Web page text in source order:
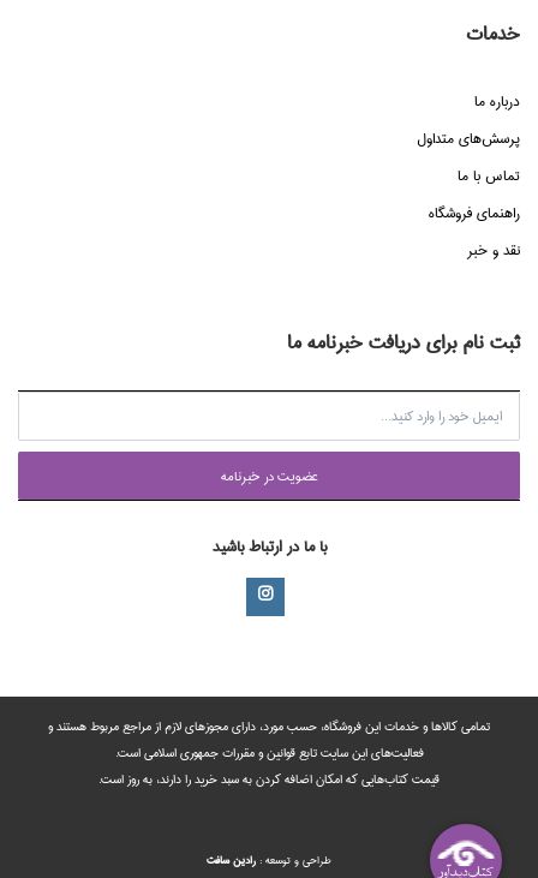
خدمات
درباره ما
پرسش‌هاي متداول
تماس با ما
راهنماي فروشگاه
نقد و خبر
ثبت نام برای دریافت خبرنامه ما
عضويت در خبرنامه
با ما در ارتباط باشید
تمامی‌ کالاها و خدمات این فروشگاه، حسب مورد،‌ دارای مجوزهای لازم از مراجع مربوط هستند ‌و‌‌
فعالیت‌های این سایت تابع قوانین و مقررات جمهوری اسلامی است.
قیمت کتاب‌هایی که امکان اضافه کردن به سبد خرید را دارند،‌ به روز است.
طراحي و توسعه : رادين‌ سافت